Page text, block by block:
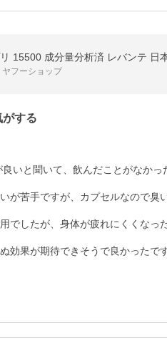
15500 成分量分析済 レバンテ 日
ヤフーショップ
する
いと聞いて、飲んだことがなかっ
が苦手ですが、カプセルなので臭
でしたが、身体が疲れにくくなっ
効果が期待できそうで良かったです